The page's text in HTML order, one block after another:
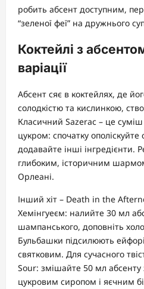
робить абсент доступним,
“зеленої феї” на дружнього
Коктейлі з
варіації
Абсент сяє в коктейлях, де
солодкістю та кислинкою,
Класичний Sazerac – це суміш
цукром: спочатку
додавайте інші інгредієнти.
глибоким, історичним
Орлеані.
Інший хіт – Death in the
Хемінгуеєм: налийте 30 мл
шампанського, доповніть
Бульбашки підсилюють
святковим. Для сучасного
Sour: змішайте 50 мл
цукровим сиропом і яєчним